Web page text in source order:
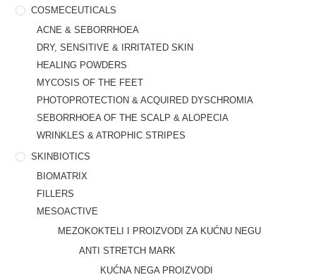
COSMECEUTICALS
ACNE & SEBORRHOEA
DRY, SENSITIVE & IRRITATED SKIN
HEALING POWDERS
MYCOSIS OF THE FEET
PHOTOPROTECTION & ACQUIRED DYSCHROMIA
SEBORRHOEA OF THE SCALP & ALOPECIA
WRINKLES & ATROPHIC STRIPES
SKINBIOTICS
BIOMATRIX
FILLERS
MESOACTIVE
MEZOKOKTELI I PROIZVODI ZA KUĆNU NEGU
ANTI STRETCH MARK
KUĆNA NEGA PROIZVODI